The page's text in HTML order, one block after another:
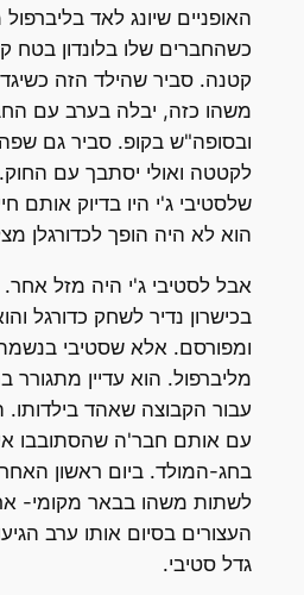
האופניים שיונג לאד
כשהחברים שלו בלונדון בטח
קטנה. סביר שהילד הזה
משהו כזה, יבלה בערב עם
ובסופה"ש בקופ. סביר גם
לקטטה ואולי יסתבך עם
שלסטיבי ג'י היו בדיוק אותם
הוא לא היה הופך לכדורגלן
אבל לסטיבי ג'י היה מזל אחר.
בכישרון נדיר לשחק כדורגל
ומפורסם. אלא שסטיבי
מליברפול. הוא עדיין מתגורר
עבור הקבוצה שאהד בילדותו.
עם אותם חבר'ה שהסתובבו
בחג-המולד. ביום ראשון
לשתות משהו בבאר מקומי-
העצורים בסיום אותו ערב
גדל סטיבי.